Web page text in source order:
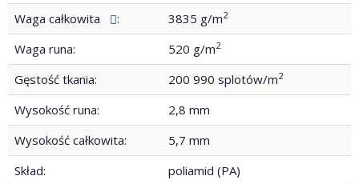
Waga całkowita
: 3835 g/m2
Waga runa: 520 g/m2
Gęstość tkania: 200 990 splotów/m2
Wysokość runa:
2,8 mm
Wysokość całkowita:
5,7 mm
Skład:
poliamid (PA)